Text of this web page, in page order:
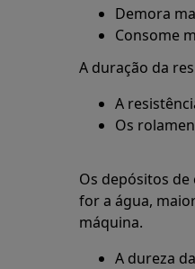
Demora
Consome
A duração da
A
Os
Os depósitos
for a água,
máquina.
A dureza